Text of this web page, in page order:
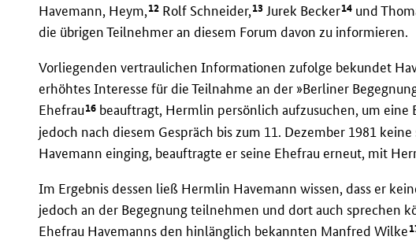
Havemann, Heym,12 Rolf Schneider,13 Jurek Becker14 und
die übrigen Teilnehmer an diesem Forum davon zu informieren.
Vorliegenden vertraulichen Informationen zufolge bekundet
erhöhtes Interesse für die Teilnahme an der »Berliner
Ehefrau16 beauftragt, Hermlin persönlich aufzusuchen, um eine
jedoch nach diesem Gespräch bis zum 11. Dezember 1981
Havemann einging, beauftragte er seine Ehefrau erneut, mit
Im Ergebnis dessen ließ Hermlin Havemann wissen, dass er
jedoch an der Begegnung teilnehmen und dort auch sprechen
Ehefrau Havemanns den hinlänglich bekannten Manfred Wilke